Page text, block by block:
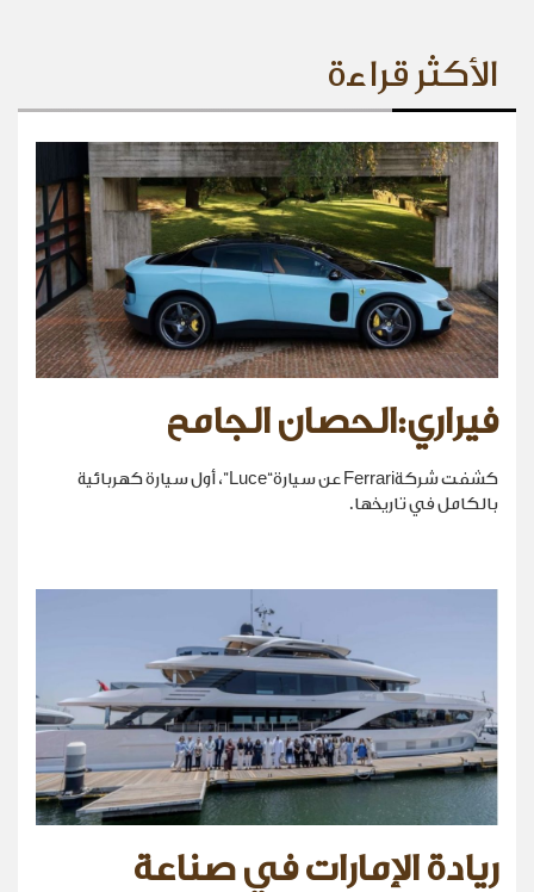
الأكثر قراءة
فيراري:الحصان الجامح
كشفت شركةFerrari عن سيارة“Luce”، أول سيارة كهربائية
بالكامل في تاريخها.
ريادة الإمارات في صناعة